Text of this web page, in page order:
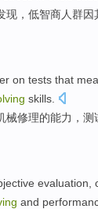
现， 低智商人群因
on tests that
skills
械修理的能力 ，测
evaluation
and